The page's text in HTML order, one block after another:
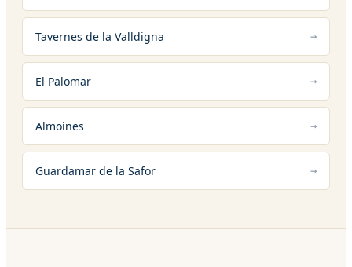
Tavernes de la Valldigna
El Palomar
Almoines
Guardamar de la Safor